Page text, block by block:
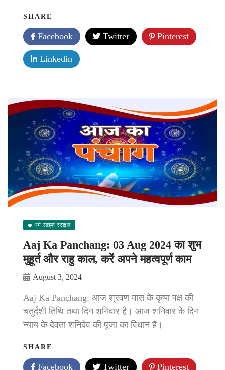
SHARE
Facebook Twitter Pinterest
Linkedin
धर्म-लाइफ स्टाइल
Aaj Ka Panchang: 03 Aug 2024 का शुभ
मुहूर्त और राहु काल, करें अपने महत्वपूर्ण काम
August 3, 2024
Aaj Ka Panchang: आज श्रवण मास के कृष्ण पक्ष की
चतुर्दशी तिथि तथा दिन शनिवार है। आज शनिवार के दिन
न्याय के देवता शनिदेव की पूजा का विधान है।
SHARE
Facebook Twitter Pinterest